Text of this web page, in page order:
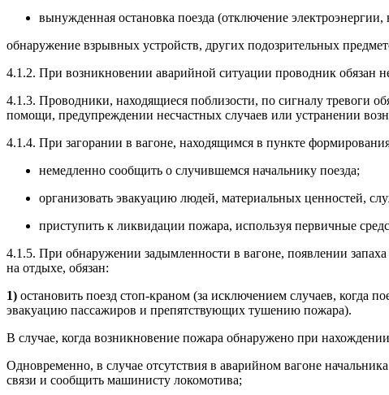
вынужденная остановка поезда (отключение
обнаружение взрывных устройств, других подозрительных
4.1.2. При возникновении аварийной ситуации проводник обязан
4.1.3. Проводники, находящиеся поблизости, по сигналу тревоги
помощи, предупреждении несчастных случаев или устранении
4.1.4. При загорании в вагоне, находящимся в пункте
немедленно сообщить о случившемся начальнику поезда;
организовать эвакуацию людей, материальных ценностей,
приступить к ликвидации пожара, используя первичные
4.1.5. При обнаружении задымленности в вагоне, появлении
на отдыхе, обязан:
1) остановить поезд стоп-краном (за исключением случаев, когда
эвакуацию пассажиров и препятствующих тушению пожара).
В случае, когда возникновение пожара обнаружено при
Одновременно, в случае отсутствия в аварийном вагоне
связи и сообщить машинисту локомотива;